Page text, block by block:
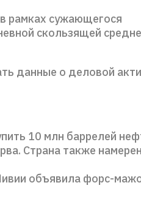
рамках сужающегося
скользящей
данные о деловой
10 млн баррелей
Страна также
объявила форс-